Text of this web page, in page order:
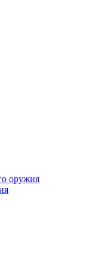
оружия